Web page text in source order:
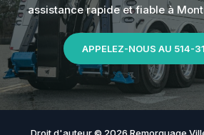
assistance rapide et fiable à
APPELEZ-NOUS AU 514-